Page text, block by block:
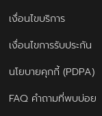
เงื่อนไขบริการ
เงื่อนไขการรับประกัน
นโยบายคุกกี้ (PDPA)
FAQ คำถามที่พบบ่อย